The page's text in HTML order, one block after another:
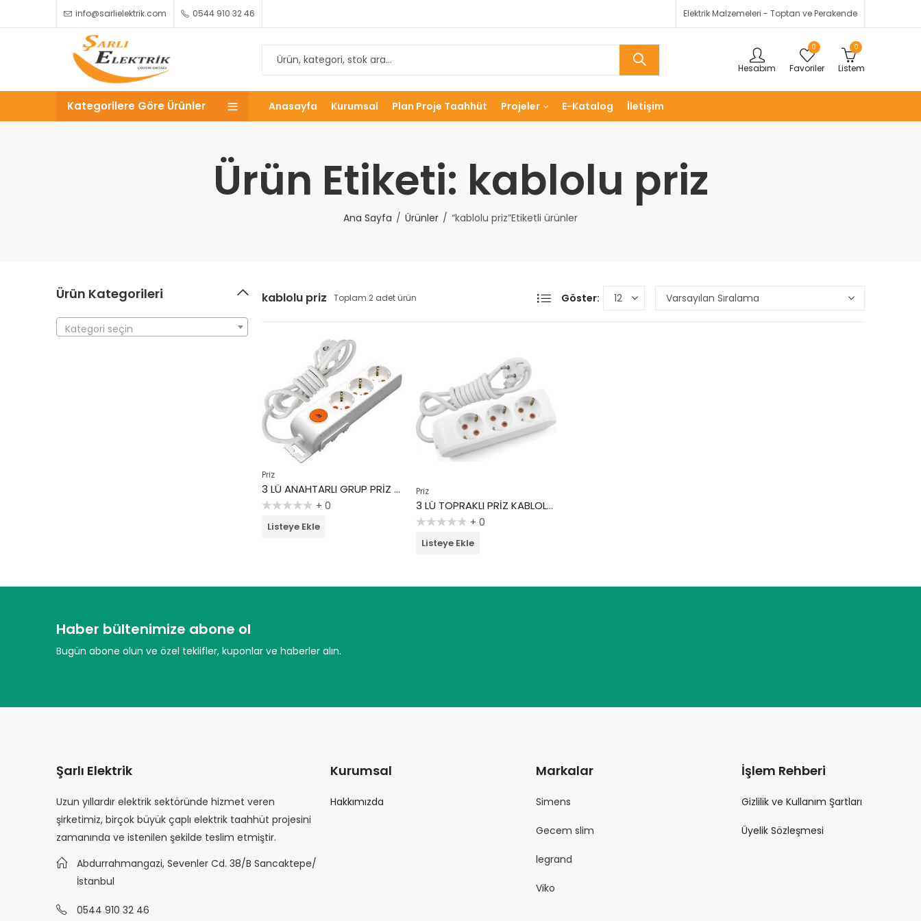
info@sarlielektrik.com 0544 910 32 46 Elektrik Malzemeleri - Toptan ve Perakende
Hesabım
0
Favoriler
0
Listem
Kategorilere Göre Ürünler Anasayfa Kurumsal Plan Proje Taahhüt Projeler E-Katalog İletişim
Ürün Etiketi: kablolu priz
Ana Sayfa Ürünler “kablolu priz”Etiketli ürünler
kablolu priz Toplam 2 adet ürün Göster:
Priz
3 LÜ ANAHTARLI GRUP PRİZ KABLOLU-3 MT/RI TECH
üzerinden
+ 0
Listeye Ekle
Priz
3 LÜ TOPRAKLI PRİZ KABLOLU-2 MT/RI TECH
üzerinden
+ 0
Listeye Ekle
Ürün Kategorileri
Kategori seçin
Haber bültenimize abone ol
Bugün abone olun ve özel teklifler, kuponlar ve haberler alın.
Şarlı Elektrik
Uzun yıllardır elektrik sektöründe hizmet veren
şirketimiz, birçok büyük çaplı elektrik taahhüt projesini
zamanında ve istenilen şekilde teslim etmiştir.
Abdurrahmangazi, Sevenler Cd. 38/B Sancaktepe/
İstanbul
0544 910 32 46
Kurumsal
Hakkımızda
Markalar
Simens
Gecem slim
legrand
Viko
İşlem Rehberi
Gizlilik ve Kullanım Şartları
Üyelik Sözleşmesi